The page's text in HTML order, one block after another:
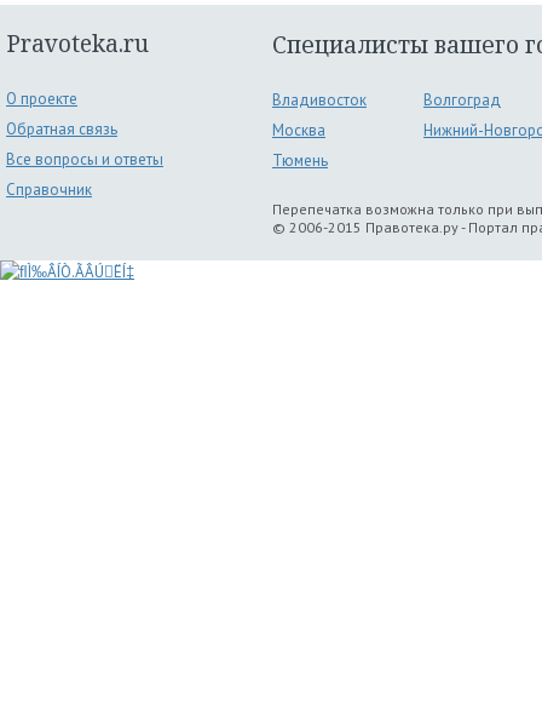
Pravoteka.ru
О проекте
Обратная связь
Все вопросы и ответы
Справочник
Специалисты вашего
Владивосток
Волгоград
Москва
Нижний-
Тюмень
Перепечатка возможна только при
© 2006-2015 Правотека.ру - Портал